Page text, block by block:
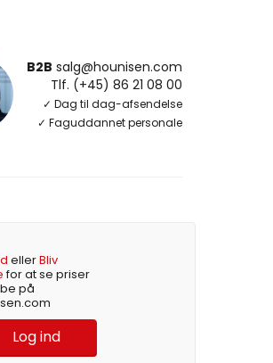
B2B salg@hounisen.com
Tlf. (+45) 86 21 08 00
✓ Dag til dag-afsendelse
✓ Faguddannet personale
ellerBliv
for at se priser
på
Log ind